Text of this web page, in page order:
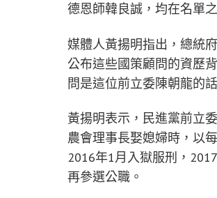
德恩師韓良誠，均在名單
媒體人黃揚明指出，總統
公布這些國策顧問的資歷
問是這位前立委陳朝龍的
黃揚明表示，民進黨前立
農會理事長娶媳婦時，以
2016年1月入獄服刑，
再參選公職。